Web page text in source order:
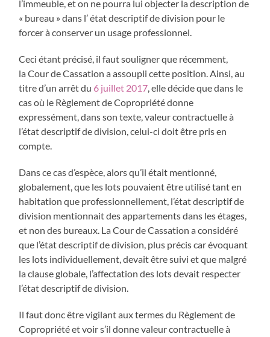
l’immeuble, et on ne pourra lui objecter la description de
« bureau » dans l’ état descriptif de division pour le
forcer à conserver un usage professionnel.
Ceci étant précisé, il faut souligner que récemment,
la Cour de Cassation a assoupli cette position. Ainsi, au
titre d’un arrêt du 6 juillet 2017, elle décide que dans le
cas où le Règlement de Copropriété donne
expressément, dans son texte, valeur contractuelle à
l’état descriptif de division, celui-ci doit être pris en
compte.
Dans ce cas d’espèce, alors qu’il était mentionné,
globalement, que les lots pouvaient être utilisé tant en
habitation que professionnellement, l’état descriptif de
division mentionnait des appartements dans les étages,
et non des bureaux. La Cour de Cassation a considéré
que l’état descriptif de division, plus précis car évoquant
les lots individuellement, devait être suivi et que malgré
la clause globale, l’affectation des lots devait respecter
l’état descriptif de division.
Il faut donc être vigilant aux termes du Règlement de
Copropriété et voir s’il donne valeur contractuelle à